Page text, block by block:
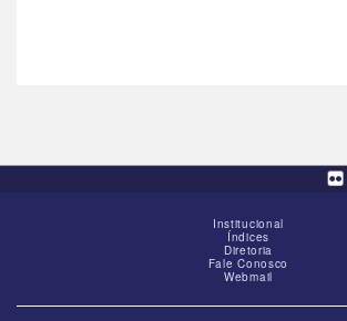
Institucional
Índices
Diretoria
Fale Conosco
Webmail